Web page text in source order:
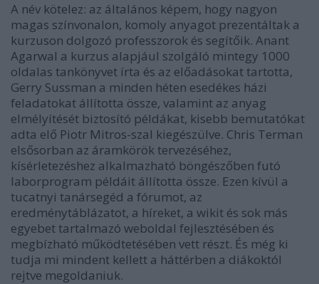
A név kötelez: az általános képem, hogy nagyon
magas színvonalon, komoly anyagot prezentáltak a
kurzuson dolgozó professzorok és segítőik. Anant
Agarwal a kurzus alapjául szolgáló mintegy 1000
oldalas tankönyvet írta és az előadásokat tartotta,
Gerry Sussman a minden héten esedékes házi
feladatokat állította össze, valamint az anyag
elmélyítését biztosító példákat, kisebb bemutatókat
adta elő Piotr Mitros-szal kiegészülve. Chris Terman
elsősorban az áramkörök tervezéséhez,
kísérletezéshez alkalmazható böngészőben futó
laborprogram példáit állította össze. Ezen kívül a
tucatnyi tanársegéd a fórumot, az
eredménytáblázatot, a híreket, a wikit és sok más
egyebet tartalmazó weboldal fejlesztésében és
megbízható működtetésében vett részt. És még ki
tudja mi mindent kellett a háttérben a diákoktól
rejtve megoldaniuk.